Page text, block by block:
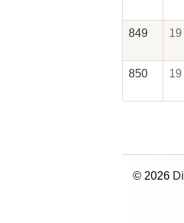
849
850
© 2026